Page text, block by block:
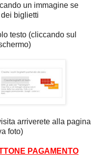
un immagine se
biglietti
testo (cliccando sul
arriverete alla pagina
foto)
PAGAMENTO